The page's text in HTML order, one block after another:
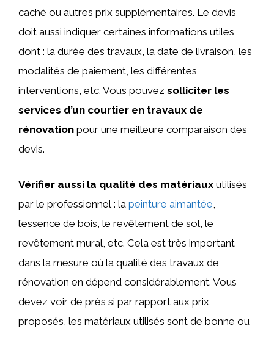
caché ou autres prix supplémentaires. Le devis
doit aussi indiquer certaines informations utiles
dont : la durée des travaux, la date de livraison, les
modalités de paiement, les différentes
interventions, etc. Vous pouvez solliciter les
services d’un courtier en travaux de
rénovation pour une meilleure comparaison des
devis.
Vérifier aussi la qualité des matériaux utilisés
par le professionnel : la peinture aimantée
l’essence de bois, le revêtement de sol, le
revêtement mural, etc. Cela est très important
dans la mesure où la qualité des travaux de
rénovation en dépend considérablement. Vous
devez voir de près si par rapport aux prix
proposés, les matériaux utilisés sont de bonne ou